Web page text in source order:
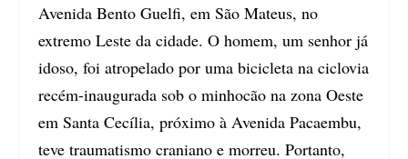
Avenida Bento Guelfi, em São Mateus, no
extremo Leste da cidade. O homem, um senhor já
idoso, foi atropelado por uma bicicleta na ciclovia
recém-inaugurada sob o minhocão na zona Oeste
em Santa Cecília, próximo à Avenida Pacaembu,
teve traumatismo craniano e morreu. Portanto,